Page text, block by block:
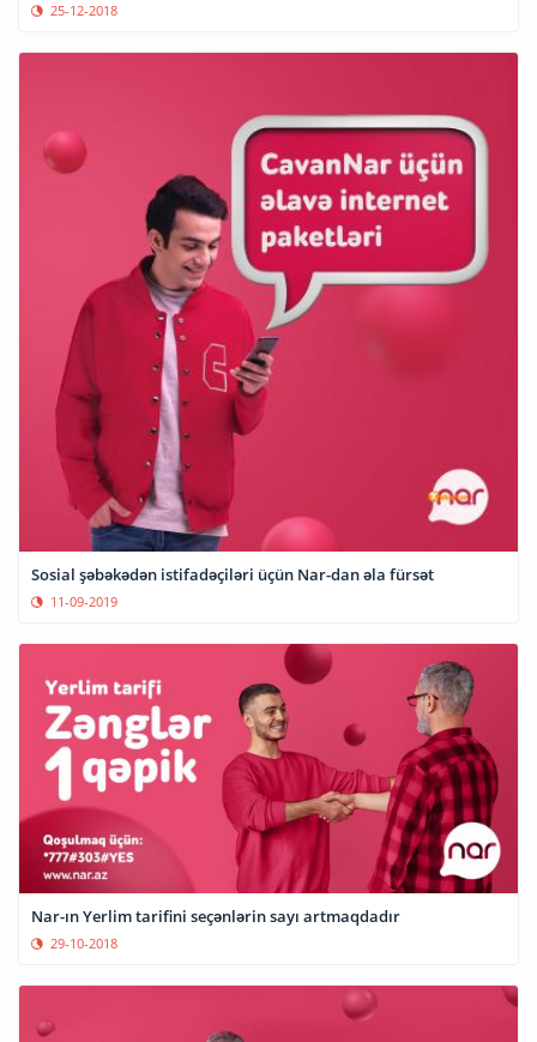
25-12-2018
Sosial şəbəkədən istifadəçiləri üçün Nar-dan əla fürsət
11-09-2019
Nar-ın Yerlim tarifini seçənlərin sayı artmaqdadır
29-10-2018